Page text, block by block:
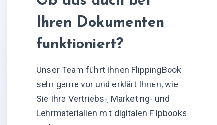
Ihren Dokumenten
funktioniert?
Unser Team führt Ihnen FlippingBook
sehr gerne vor und erklärt Ihnen, wie
Sie Ihre Vertriebs-, Marketing- und
Lehrmaterialien mit digitalen Flipbooks